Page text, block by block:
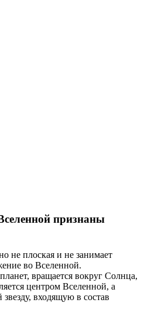
признаны
не плоская и не занимает
во Вселенной.
вращается вокруг Солнца,
центром Вселенной, а
звезду, входящую в состав